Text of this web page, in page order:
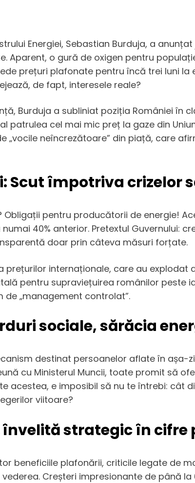
Energiei, Sebastian Burduja, a
Aparent, o gură de oxigen pentru
prețuri plafonate pentru încă trei luni la
de fapt, interesele reale?
Burduja a subliniat poziția României în
patrulea cel mai mic preț la gaze din
„vocile neîncrezătoare” din piață, care
Scut împotriva crizelor
pentru producătorii de energie!
40% anterior. Pretextul Guvernului:
doar prin câteva măsuri forțate.
prețurilor internaționale, care au explodat
pentru supraviețuirea românilor peste
„management controlat”.
sociale, sărăcia
destinat persoanelor aflate în așa-
cu Ministerul Muncii, toate promit să
acestea, e imposibil să nu te întrebi: cât
viitoare?
învelită strategic în cifre
beneficiile plafonării, criticile legate de
Creșteri impresionante de până